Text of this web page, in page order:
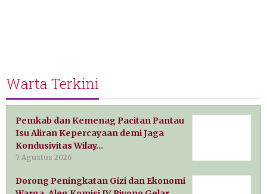
Warta Terkini
Pemkab dan Kemenag Pacitan Pantau
Isu Aliran Kepercayaan demi Jaga
Kondusivitas Wilay…
7 Agustus 2026
Dorong Peningkatan Gizi dan Ekonomi